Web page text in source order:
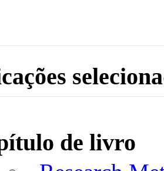
de livro